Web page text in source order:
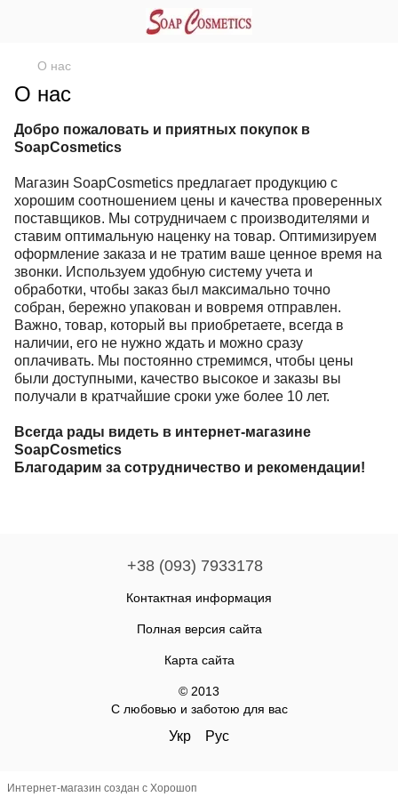
О нас
О нас
Добро пожаловать и приятных покупок в
SoapCosmetics
Магазин SoapCosmetics предлагает продукцию с
хорошим соотношением цены и качества проверенных
поставщиков. Мы сотрудничаем с производителями и
ставим оптимальную наценку на товар. Оптимизируем
оформление заказа и не тратим ваше ценное время на
звонки. Используем удобную систему учета и
обработки, чтобы заказ был максимально точно
собран, бережно упакован и вовремя отправлен.
Важно, товар, который вы приобретаете, всегда в
наличии, его не нужно ждать и можно сразу
оплачивать. Мы постоянно стремимся, чтобы цены
были доступными, качество высокое и заказы вы
получали в кратчайшие сроки уже более 10 лет.
Всегда рады видеть в интернет-магазине
SoapCosmetics
Благодарим за сотрудничество и рекомендации!
+38 (093) 7933178
Контактная информация
Полная версия сайта
Карта сайта
© 2013
С любовью и заботою для вас
Укр Рус
Интернет-магазин создан с Хорошоп